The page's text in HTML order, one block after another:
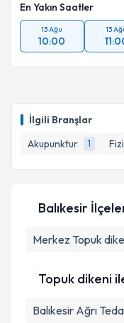
İlgili Branşlar
Akupunktur
1
En Yakın Saatler
13 Ağu
10:00
13
Balıkesir
Merkez Topuk
Topuk dikeni
Balıkesir Ağrı